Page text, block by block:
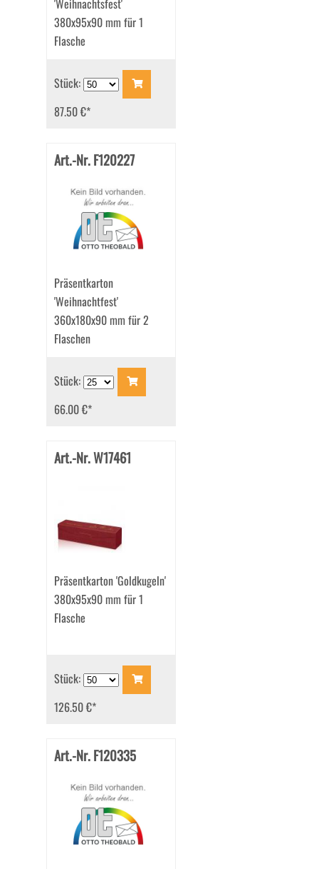
'Weihnachtsfest'
380x95x90 mm für 1
Flasche
Stück:
87.50 €*
Art.-Nr. F120227
Präsentkarton
'Weihnachtfest'
360x180x90 mm für 2
Flaschen
Stück:
66.00 €*
Art.-Nr. W17461
Präsentkarton 'Goldkugeln'
380x95x90 mm für 1
Flasche
Stück:
126.50 €*
Art.-Nr. F120335